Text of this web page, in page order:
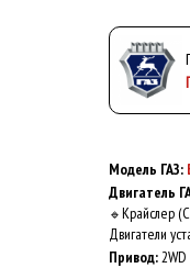
Модель ГАЗ:
Двигатель
🔹 Крайслер
Двигатели
Привод: